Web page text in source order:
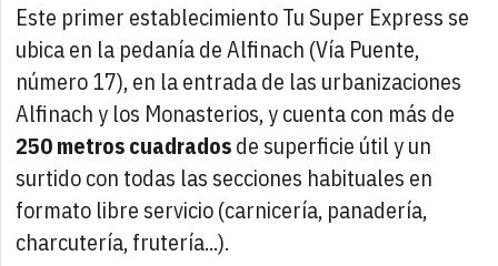
Este primer establecimiento Tu Super Express se
ubica en la pedanía de Alfinach (Vía Puente,
número 17), en la entrada de las urbanizaciones
Alfinach y los Monasterios, y cuenta con más de
250 metros cuadradosde superficie útil y un
surtido con todas las secciones habituales en
formato libre servicio (carnicería, panadería,
charcutería, frutería...).